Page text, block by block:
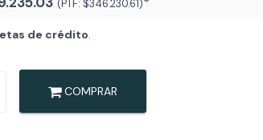
(PTF: $346.230.61)
de crédito.
COMPRAR